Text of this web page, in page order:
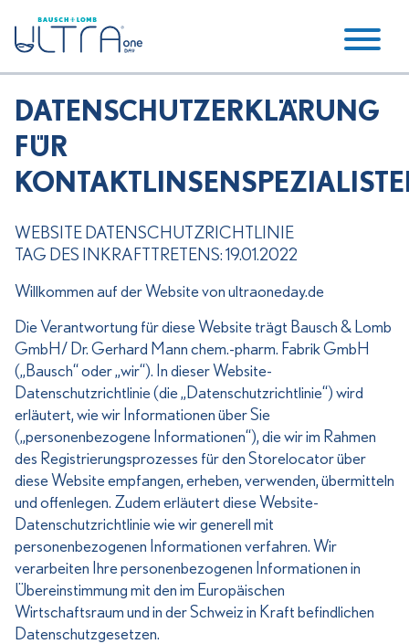
DATENSCHUTZERKLÄRUNG
FÜR
WEBSITE DATENSCHUTZRICHTLINIE
TAG DES INKRAFTTRETENS: 19.01.2022
Willkommen auf der Website von ultraoneday.de
Die Verantwortung für diese Website trägt Bausch & Lomb
GmbH/ Dr. Gerhard Mann chem.-pharm. Fabrik GmbH
(„Bausch“ oder „wir“). In dieser Website-
Datenschutzrichtlinie (die „Datenschutzrichtlinie“) wird
erläutert, wie wir Informationen über Sie
(„personenbezogene Informationen“), die wir im Rahmen
des Registrierungsprozesses für den Storelocator über
diese Website empfangen, erheben, verwenden, übermitteln
und offenlegen. Zudem erläutert diese Website-
Datenschutzrichtlinie wie wir generell mit
personenbezogenen Informationen verfahren. Wir
verarbeiten Ihre personenbezogenen Informationen in
Übereinstimmung mit den im Europäischen
Wirtschaftsraum und in der Schweiz in Kraft befindlichen
Datenschutzgesetzen.